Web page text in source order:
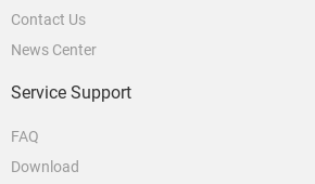
Contact Us
News Center
Service Support
FAQ
Download